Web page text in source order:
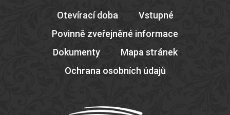
Otevírací doba
Vstupné
Povinně zveřejněné informace
Dokumenty
Mapa stránek
Ochrana osobních údajů